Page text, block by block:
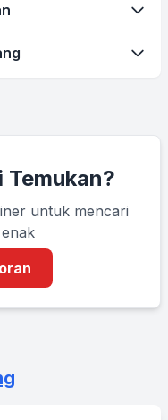
Temukan?
untuk mencari